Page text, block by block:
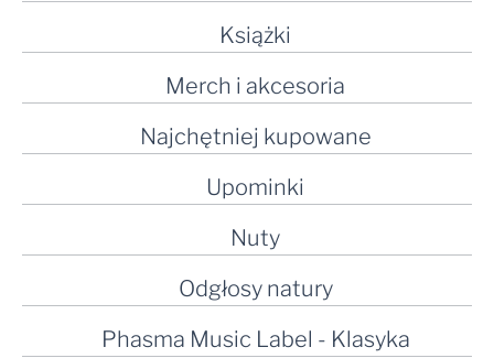
Książki
Merch i akcesoria
Najchętniej kupowane
Upominki
Nuty
Odgłosy natury
Phasma Music Label - Klasyka